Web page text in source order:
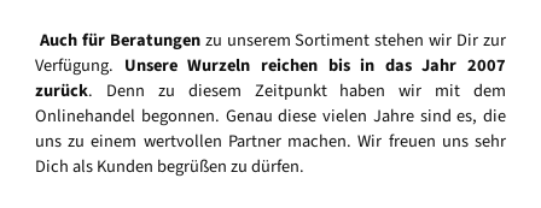
Auch für Beratungenzu unserem Sortiment stehen wir Dir zur
Verfügung. Unsere Wurzeln reichen bis in das Jahr 2007
zurück. Denn zu diesem Zeitpunkt haben wir mit dem
Onlinehandel begonnen. Genau diese vielen Jahre sind es, die
uns zu einem wertvollen Partner machen. Wir freuen uns sehr
Dich als Kunden begrüßen zu dürfen.